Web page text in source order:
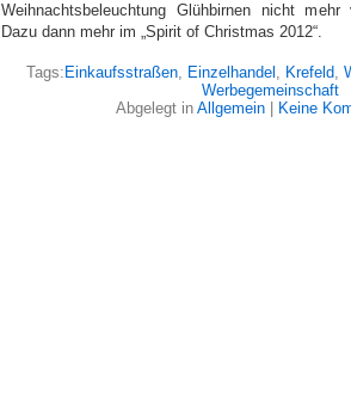
Weihnachtsbeleuchtung Glühbirnen nicht mehr
Dazu dann mehr im „Spirit of Christmas 2012“.
Tags: Einkaufsstraßen, Einzelhandel , Krefeld,
Werbegemeinschaft
Abgelegt in Allgemein Keine